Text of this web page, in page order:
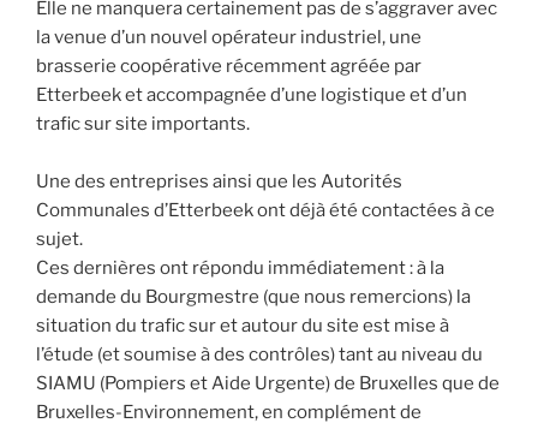
Elle ne manquera certainement pas de s’aggraver avec
la venue d’un nouvel opérateur industriel, une
brasserie coopérative récemment agréée par
Etterbeek et accompagnée d’une logistique et d’un
trafic sur site importants.
Une des entreprises ainsi que les Autorités
Communales d’Etterbeek ont déjà été contactées à ce
sujet.
Ces dernières ont répondu immédiatement : à la
demande du Bourgmestre (que nous remercions) la
situation du trafic sur et autour du site est mise à
l’étude (et soumise à des contrôles) tant au niveau du
SIAMU (Pompiers et Aide Urgente) de Bruxelles que de
Bruxelles-Environnement, en complément de